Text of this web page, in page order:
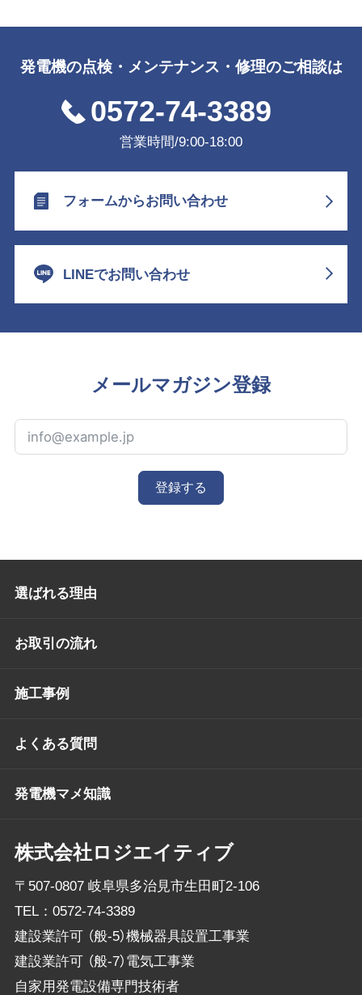
発電機の点検・メンテナンス・修理のご相談は
0572-74-3389
営業時間/9:00-18:00
フォームからお問い合わせ
LINEでお問い合わせ
メールマガジン登録
登録する
株式会社ロジエイティブ
〒507-0807 岐阜県多治見市生田町2-106
TEL： 0572-74-3389
建設業許可 （般-5）機械器具設置工事業
建設業許可 （般-7）電気工事業
自家用発電設備専門技術者
選ばれる理由
お取引の流れ
施工事例
よくある質問
発電機マメ知識